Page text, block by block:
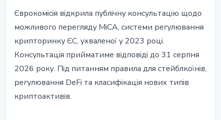
Єврокомісія переглядає MiCA:
стейблкоїни, DeFi та нові
прогалини у регулюванні
20 травня 2026 р.3 хв читання
Наталія Дорофєєва
Єврокомісія відкрила публічну консультацію щодо
можливого перегляду MiCA, системи регулювання
крипторинку ЄС, ухваленої у 2023 році.
Консультація прийматиме відповіді до 31 серпня
2026 року. Під питанням правила для стейблкоїнів,
регулювання DeFi та класифікація нових типів
криптоактивів.